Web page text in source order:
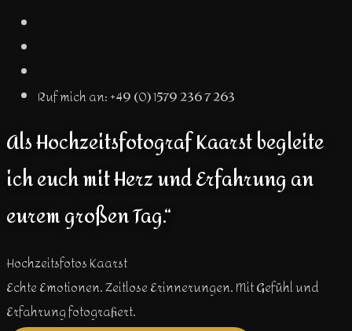
Ruf mich an: +49 (0) 1579 236 7 263
Als Hochzeitsfotograf Kaarst begleite
ich euch mit Herz und Erfahrung an
eurem großen Tag.“
Hochzeitsfotos Kaarst
Echte Emotionen. Zeitlose Erinnerungen. Mit Gefühl und
Erfahrung fotografiert.